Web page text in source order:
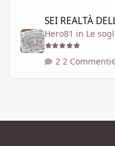
SEI REALTÀ
Hero81 in Le
2 Commenti